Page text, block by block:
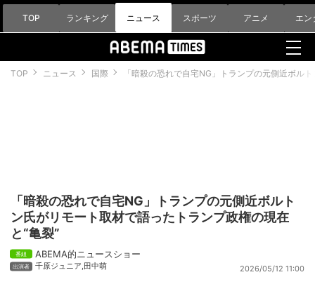
TOP ランキング ニュース スポーツ アニメ エン
TOP ニュース 国際 「暗殺の恐れで自宅NG」トランプの元側近ボル
「暗殺の恐れで自宅NG」トランプの元側近ボルト
ン氏がリモート取材で語ったトランプ政権の現在
と“亀裂”
ABEMA的ニュースショー
千原ジュニア,田中萌 2026/05/12 11:00